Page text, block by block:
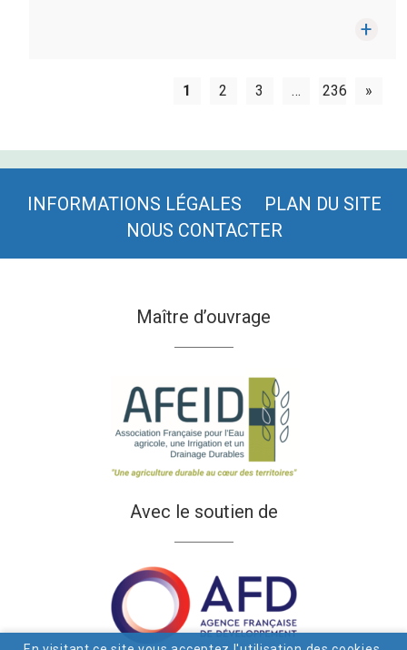
1 2 3 … 236 »
INFORMATIONS LÉGALES
PLAN DU SITE
NOUS CONTACTER
Maître d’ouvrage
Avec le soutien de